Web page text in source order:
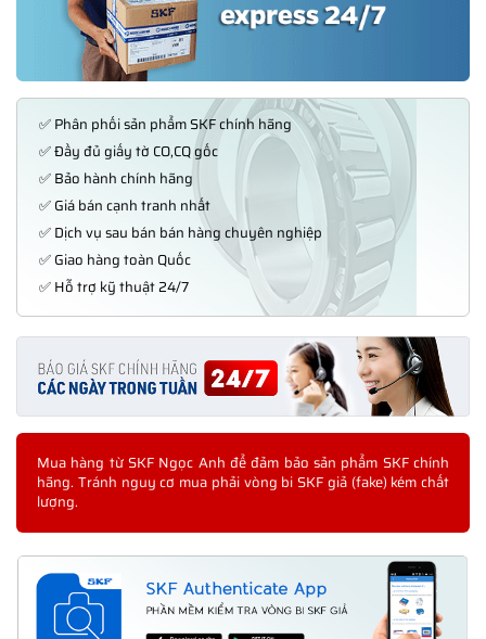
✅ Phân phối sản phẩm SKF chính hãng
✅ Đầy đủ giấy tờ CO,CQ gốc
✅ Bảo hành chính hãng
✅ Giá bán cạnh tranh nhất
✅ Dịch vụ sau bán bán hàng chuyên nghiệp
✅ Giao hàng toàn Quốc
✅ Hỗ trợ kỹ thuật 24/7
Mua hàng từ SKF Ngọc Anh để đảm bảo sản phẩm SKF chính
hãng. Tránh nguy cơ mua phải vòng bi SKF giả (fake) kém chất
lượng.